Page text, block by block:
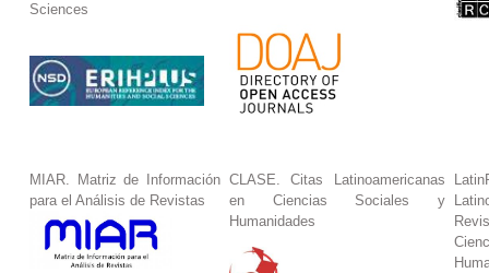
Sciences
MIAR. Matriz de Información
para el Análisis de Revistas
CLASE. Citas Latinoamericanas
en Ciencias Sociales y
Humanidades